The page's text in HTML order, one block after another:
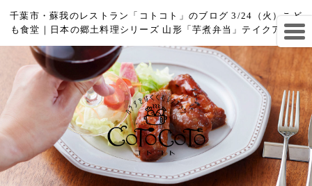
千葉市・蘇我のレストラン「コトコト」のブログ 3/24（火）こど
も食堂｜日本の郷土料理シリーズ 山形「芋煮弁当」テイクアウト